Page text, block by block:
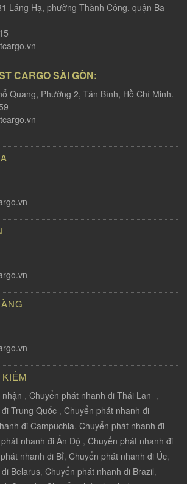
Láng Hạ, phường Thành Công, quận Ba
CARGO SÀI GÒN:
Quang, Phường 2, Tân Bình, Hồ Chí Minh.
, Chuyển phát nhanh đi Thái Lan ,
Trung Quốc , Chuyển phát nhanh đi
đi Campuchia, Chuyển phát nhanh đi
nhanh đi Ấn Độ , Chuyển phát nhanh đi
nhanh đi Bỉ, Chuyển phát nhanh đi Úc,
Belarus, Chuyển phát nhanh đi Brazil,